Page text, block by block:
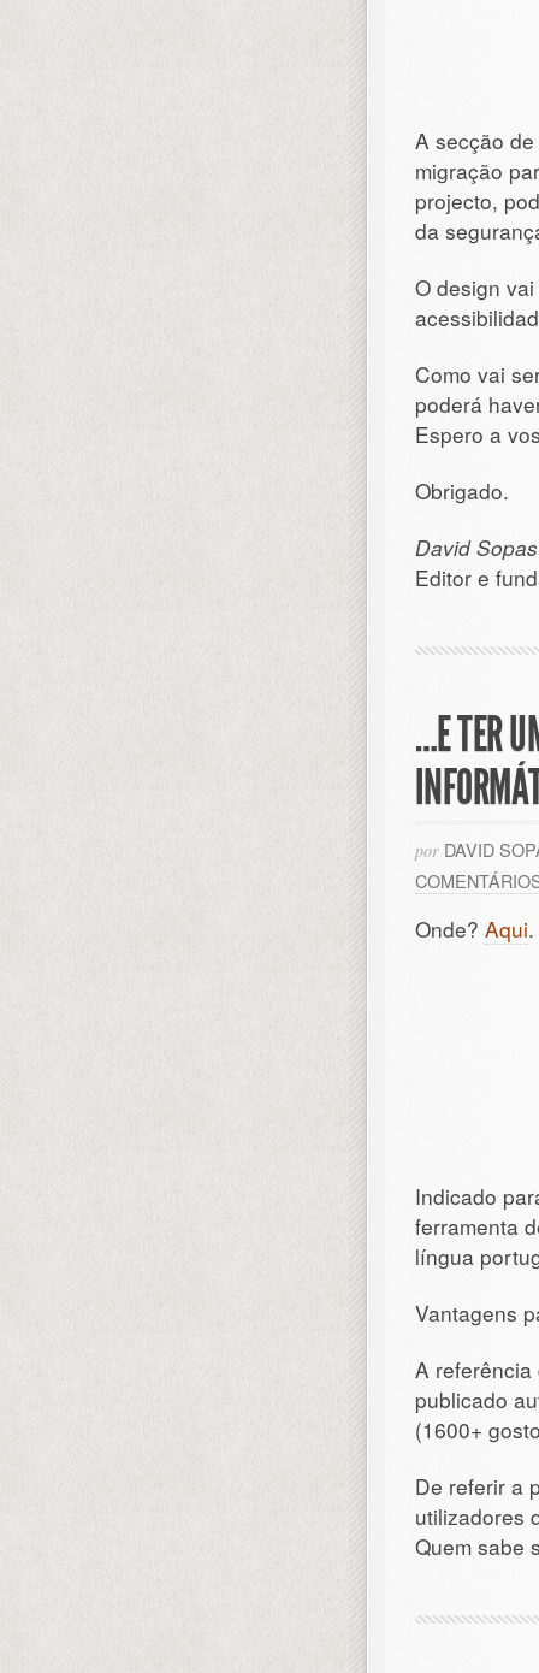
A secção
migração
projecto,
da
O design
Como vai
poderá
Espero a
Obrigado.
David Sopas
Editor e
…E TER
por DAVID
Onde? Aqui.
Indicado
ferramenta
língua
Vantagens
A
publicado
(1600+
De referir a
utilizadores
Quem sabe